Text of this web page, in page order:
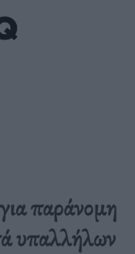
παράνομη
υπαλλήλων